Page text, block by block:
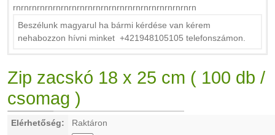
rnrnrnrnrnrnrnrnrnrnrnrnrnrnrnrnrnrnrnrnrnrnrn
Beszélunk magyarul ha bármi kérdése van kérem
nehabozzon hívni minket +421948105105 telefonszámon.
Zip zacskó 18 x 25 cm ( 100 db /
csomag )
Elérhetőség: Raktáron